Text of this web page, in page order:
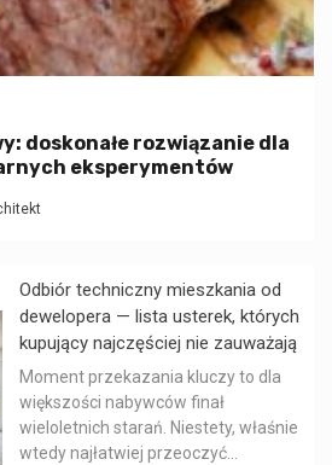
doskonałe rozwiązanie dla
eksperymentów
Odbiór techniczny mieszkania od
dewelopera — lista usterek, których
kupujący najczęściej nie zauważają
Moment przekazania kluczy to dla
większości nabywców finał
wieloletnich starań. Niestety, właśnie
wtedy najłatwiej przeoczyć...